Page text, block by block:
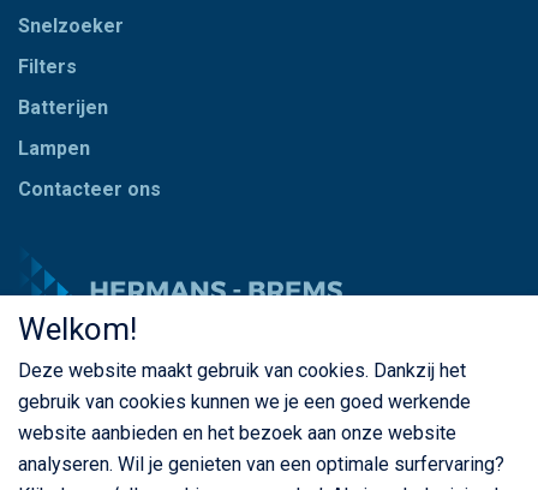
Snelzoeker
Filters
Batterijen
Lampen
Contacteer ons
© Copyright Hermans - Brems 2026. Alle rechten
voorbehouden
Welkom!
Deze website maakt gebruik van cookies. Dankzij het
gebruik van cookies kunnen we je een goed werkende
website aanbieden en het bezoek aan onze website
analyseren. Wil je genieten van een optimale surfervaring?